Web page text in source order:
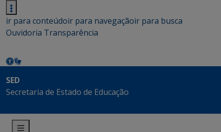
ir para conteúdoir para navegaçãoir para busca
Ouvidoria Transparência
SED
Secretaria de Estado de Educação